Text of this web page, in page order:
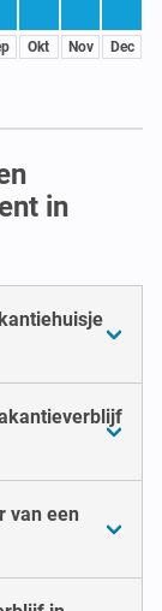
Okt Nov Dec
in
van een